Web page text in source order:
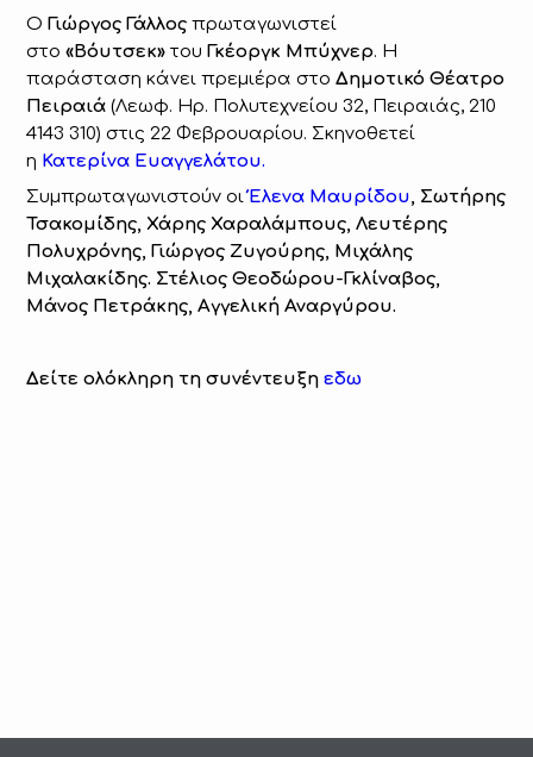
ΟΓιώργος Γάλλος πρωταγωνιστεί
στο«Βόυτσεκ» τουΓκέοργκ Μπύχνερ. Η
παράσταση κάνει πρεμιέρα στοΔημοτικό Θέατρο
Πειραιά (Λεωφ. Ηρ. Πολυτεχνείου 32, Πειραιάς, 210
4143 310) στις 22 Φεβρουαρίου. Σκηνοθετεί
η Κατερίνα Ευαγγελάτου.
Συμπρωταγωνιστούν οιΈλενα Μαυρίδου, Σωτήρης
Τσακομίδης, Χάρης Χαραλάμπους, Λευτέρης
Πολυχρόνης, Γιώργος Ζυγούρης, Μιχάλης
Μιχαλακίδης. Στέλιος Θεοδώρου-Γκλίναβος,
Μάνος Πετράκης, Αγγελική Αναργύρου.
Δείτε ολόκληρη τη συνέντευξηεδω